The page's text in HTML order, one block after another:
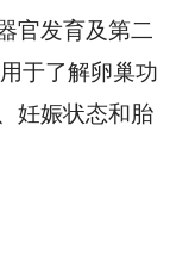
官发育及第二
于了解卵巢功
妊娠状态和胎